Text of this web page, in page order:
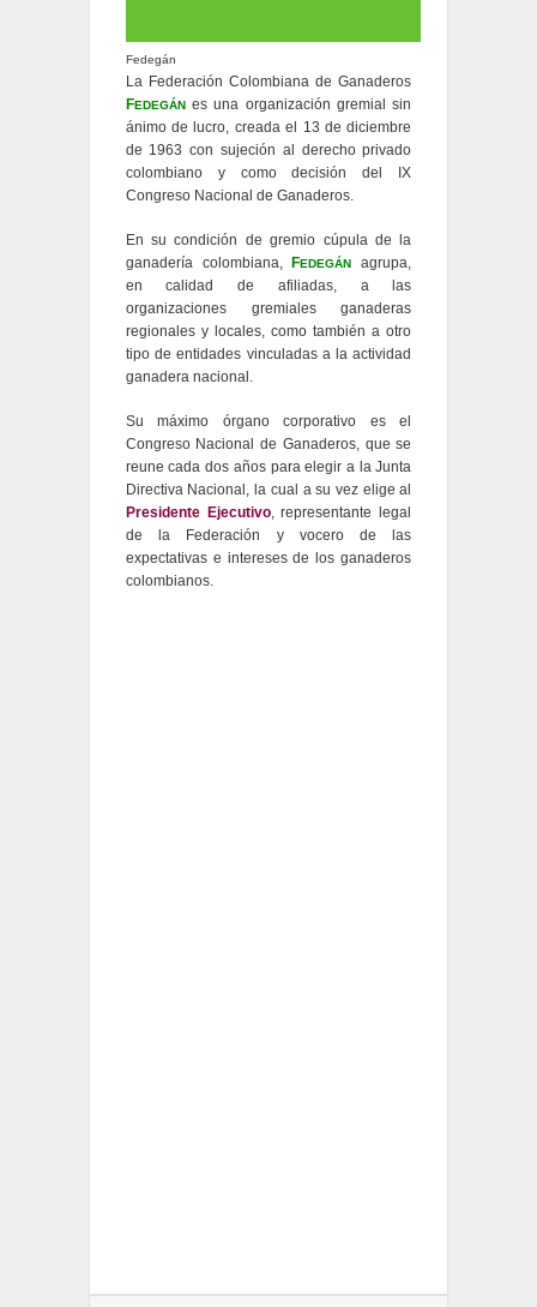
Fedegán
La Federación Colombiana de Ganaderos
FEDEGÁNes una organización gremial sin
ánimo de lucro, creada el 13 de diciembre
de 1963 con sujeción al derecho privado
colombiano y como decisión del IX
Congreso Nacional de Ganaderos.
En su condición de gremio cúpula de la
ganadería colombiana,
FEDEGÁN
agrupa,
en calidad de afiliadas, a las
organizaciones gremiales ganaderas
regionales y locales, como también a otro
tipo de entidades vinculadas a la actividad
ganadera nacional.
Su máximo órgano corporativo es el
Congreso Nacional de Ganaderos, que se
reune cada dos años para elegir a la Junta
Directiva Nacional, la cual a su vez elige al
Presidente Ejecutivo, representante legal
de la Federación y vocero de las
expectativas e intereses de los ganaderos
colombianos.